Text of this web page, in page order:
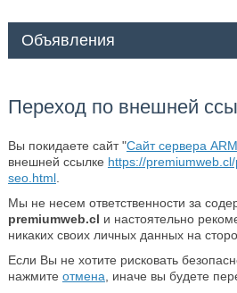
Объявления
Переход по внешней
Вы покидаете сайт "Сайт сервера
внешней ссылке https://
seo.html.
Мы не несем ответственности за
premiumweb.cl и настоятельно
никаких своих личных данных на
Если Вы не хотите рисковать
нажмите отмена , иначе вы будете